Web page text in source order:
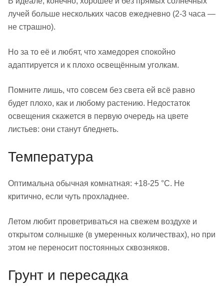
лучей больше нескольких часов ежедневно (2-3 часа —
не страшно).
Но за то её и любят, что хамедорея спокойно
адаптируется и к плохо освещённым уголкам.
Помните лишь, что совсем без света ей всё равно
будет плохо, как и любому растению. Недостаток
освещения скажется в первую очередь на цвете
листьев: они станут бледнеть.
Температура
Оптимальна обычная комнатная: +18-25 °С. Не
критично, если чуть прохладнее.
Летом любит проветриваться на свежем воздухе и
открытом солнышке (в умеренных количествах), но при
этом не переносит постоянных сквозняков.
Грунт и пересадка